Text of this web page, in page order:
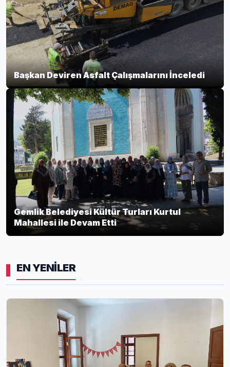
Başkan Deviren Asfalt Çalışmalarını İnceledi
Gemlik Belediyesi Kültür Turları Kurtul
Mahallesi ile Devam Etti
EN YENİLER